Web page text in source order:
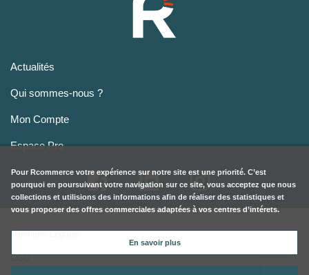
Actualités
Qui sommes-nous ?
Mon Compte
Espace Pro
Mentions Légales
CGU
Pour Rcommerce votre expérience sur notre site est une priorité. C’est
pourquoi en poursuivant votre navigation sur ce site, vous acceptez que nous
collections et utilisions des informations afin de réaliser des statistiques et
vous proposer des offres commerciales adaptées à vos centres d’intérets.
En savoir plus